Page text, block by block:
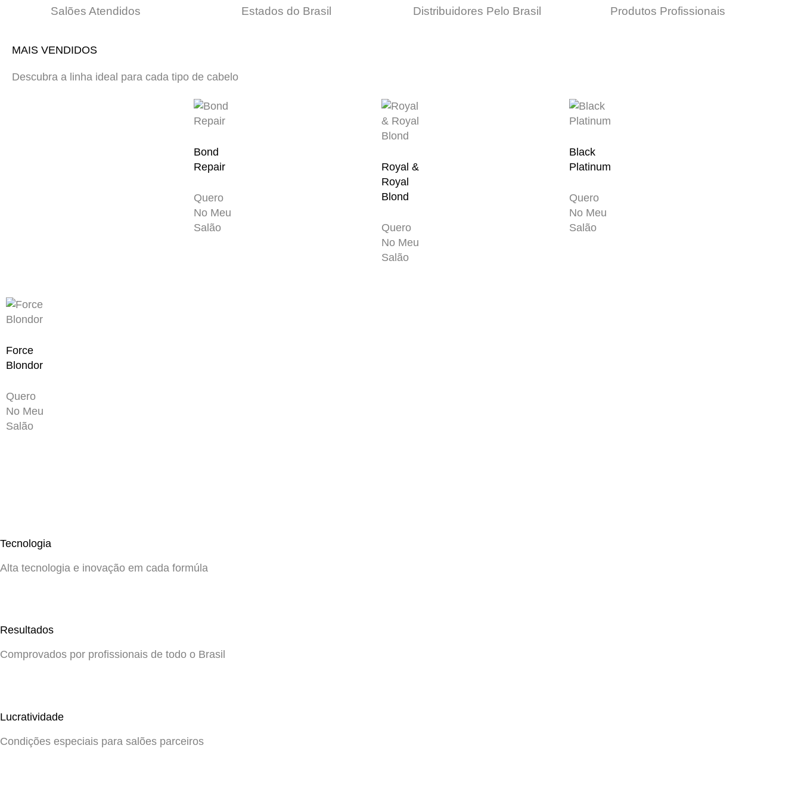
Salões Atendidos Estados do Brasil Distribuidores Pelo Brasil Produtos Profissionais
MAIS VENDIDOS
Descubra a linha ideal para cada tipo de cabelo
Bond
Repair
Quero
No Meu
Salão
Royal &
Royal
Blond
Quero
No Meu
Salão
Black
Platinum
Quero
No Meu
Salão
Force
Blondor
Quero
No Meu
Salão
Tecnologia
Alta tecnologia e inovação em cada formúla
Resultados
Comprovados por profissionais de todo o Brasil
Lucratividade
Condições especiais para salões parceiros